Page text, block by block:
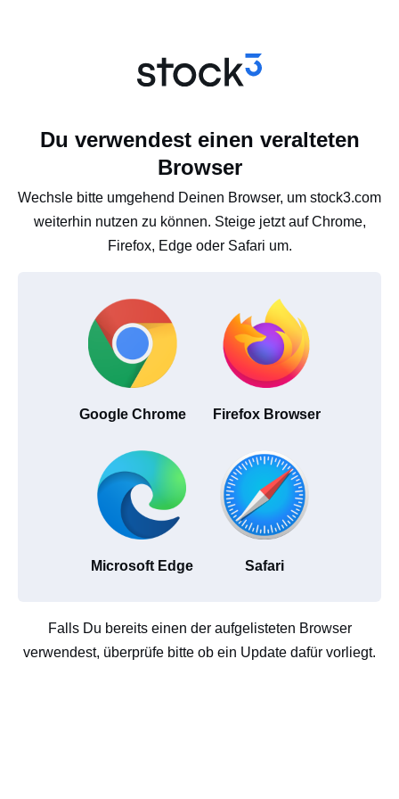
Du verwendest einen veralteten
Browser
Wechsle bitte umgehend Deinen Browser, um stock3.com
weiterhin nutzen zu können. Steige jetzt auf Chrome,
Firefox, Edge oder Safari um.
Google Chrome Firefox Browser
Microsoft Edge Safari
Falls Du bereits einen der aufgelisteten Browser
verwendest, überprüfe bitte ob ein Update dafür vorliegt.